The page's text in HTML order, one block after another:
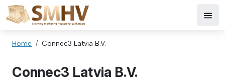
to main content
Breadcrumb
Home Connec3 Latvia B.V.
Connec3 Latvia B.V.